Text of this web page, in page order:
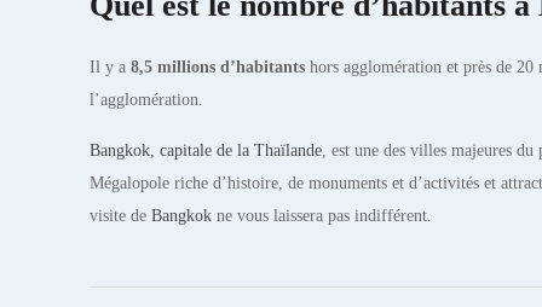
Il y a 8,5 millions d’habitants hors agglomération et près de 20
l’agglomération.
Bangkok, capitale de la Thaïlande , est une des villes majeures du
Mégalopole riche d’histoire, de monuments et d’activités et
visite de Bangkok ne vous laissera pas indifférent.